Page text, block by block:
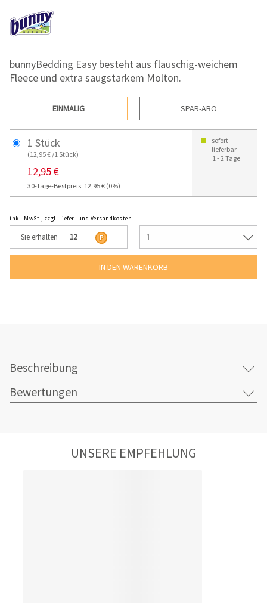
bunnyBedding Easy besteht aus flauschig-weichem
Fleece und extra saugstarkem Molton.
EINMALIG SPAR-ABO
1 Stück
(12,95 € /1 Stück)
12,95 €
30-Tage-Bestpreis: 12,95 € (0%)
sofort
lieferbar
1 - 2 Tage
inkl. MwSt., zzgl. Liefer- und Versandkosten
Sie erhalten 12
Beschreibung
Bewertungen
UNSERE EMPFEHLUNG